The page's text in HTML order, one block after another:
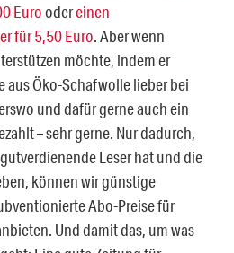
Euroodereinen
für 5,50 Euro. Aber wenn
möchte, indem er
aus Öko-Schafwolle lieber bei
und dafür gerne auch ein
– sehr gerne. Nur dadurch,
Leser hat und die
können wir günstige
Abo-Preise für
Und damit das, um was